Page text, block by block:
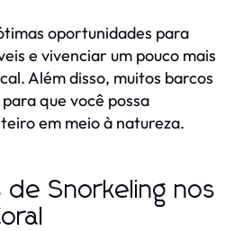
oportunidades para
e vivenciar um pouco mais
Além disso, muitos barcos
que você possa
em meio à natureza.
de Snorkeling nos